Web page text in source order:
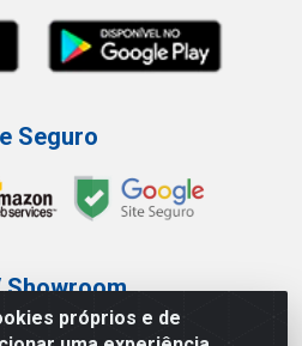
próprios e de
Seguro
Showroom
3227-0546